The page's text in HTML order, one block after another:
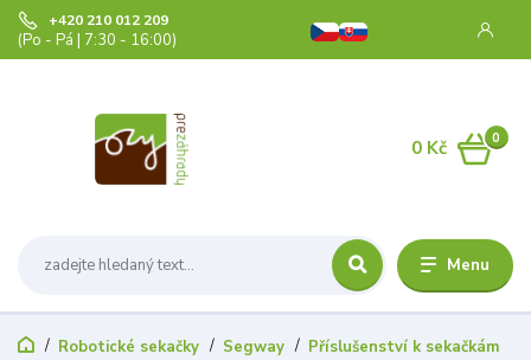
Menu
+420 210 012 209
(Po - Pá | 7:30 - 16:00)
0
0 Kč
Robotické sekačky Segway
Příslušenství k sekačkám